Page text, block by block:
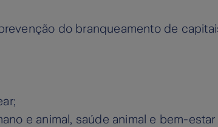
do branqueamento de
e animal, saúde animal e bem-estar